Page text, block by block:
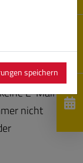
hinterlegten
E-Mail
nicht
speichern